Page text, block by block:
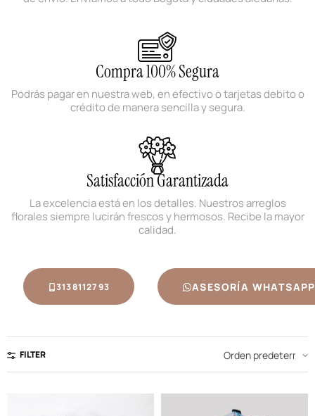
Compra 100% Segura
Podrás pagar en nuestra web, en efectivo o tarjetas debito o
crédito de manera sencilla y segura.
Satisfacción Garantizada
La excelencia está en los detalles. Nuestros arreglos
florales siempre lucirán frescos y hermosos. Recibe la mayor
calidad.
3138112793 ASESORÍA WHATSAPP
FILTER